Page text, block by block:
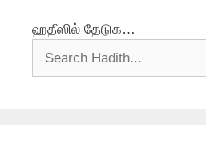
ஹதீஸில் தேடுக…